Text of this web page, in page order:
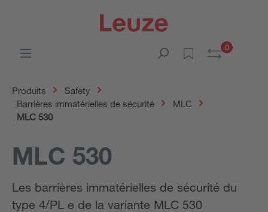
0
Produits
Safety
Barrières immatérielles de sécurité
MLC
MLC 530
MLC 530
Les barrières immatérielles de sécurité du
type 4/PL e de la variante MLC 530